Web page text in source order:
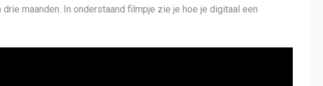
drie maanden. In onderstaand filmpje zie je hoe je digitaal een